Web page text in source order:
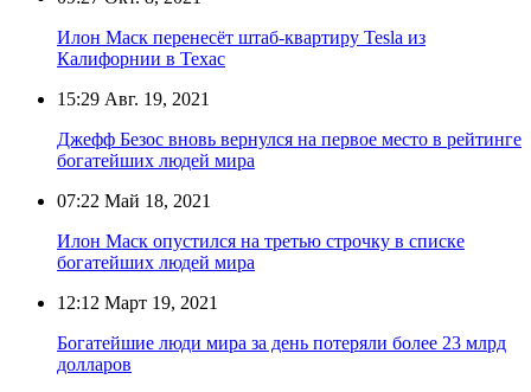
Илон Маск перенесёт штаб-квартиру Tesla из
Калифорнии в Техас
15:29 Авг. 19, 2021
Джефф Безос вновь вернулся на первое место в рейтинге
богатейших людей мира
07:22 Май 18, 2021
Илон Маск опустился на третью строчку в списке
богатейших людей мира
12:12 Март 19, 2021
Богатейшие люди мира за день потеряли более 23 млрд
долларов